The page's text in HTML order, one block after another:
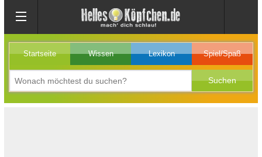
Startseite Wissen Lexikon Spiel/Spaß